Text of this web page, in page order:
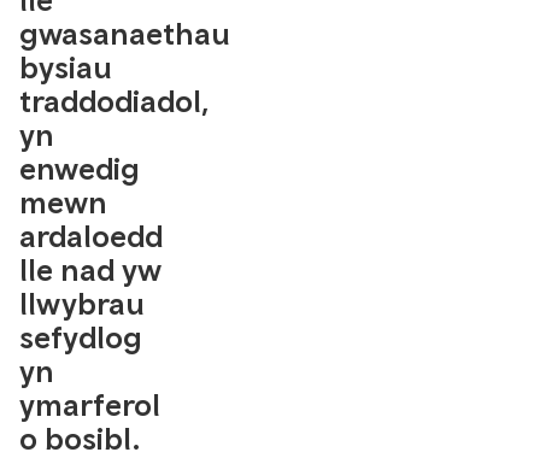
gwasanaethau
bysiau
traddodiadol,
yn
enwedig
mewn
ardaloedd
lle nad yw
llwybrau
sefydlog
yn
ymarferol
o bosibl.